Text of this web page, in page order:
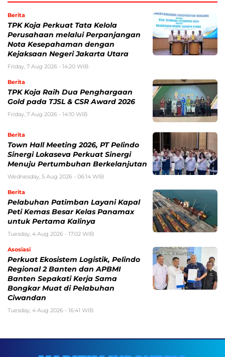
Berita
TPK Koja Perkuat Tata Kelola
Perusahaan melalui Perpanjangan
Nota Kesepahaman dengan
Kejaksaan Negeri Jakarta Utara
Friday, 7 Aug 2026 - 14:20 WIB
Berita
TPK Koja Raih Dua Penghargaan
Gold pada TJSL & CSR Award 2026
Friday, 7 Aug 2026 - 14:10 WIB
Berita
Town Hall Meeting 2026, PT Pelindo
Sinergi Lokaseva Perkuat Sinergi
Menuju Pertumbuhan Berkelanjutan
Wednesday, 5 Aug 2026 - 06:14 WIB
Berita
Pelabuhan Patimban Layani Kapal
Peti Kemas Besar Kelas Panamax
untuk Pertama Kalinya
Tuesday, 4 Aug 2026 - 17:02 WIB
Asosiasi
Perkuat Ekosistem Logistik, Pelindo
Regional 2 Banten dan APBMI
Banten Sepakati Kerja Sama
Bongkar Muat di Pelabuhan
Ciwandan
Tuesday, 4 Aug 2026 - 16:41 WIB